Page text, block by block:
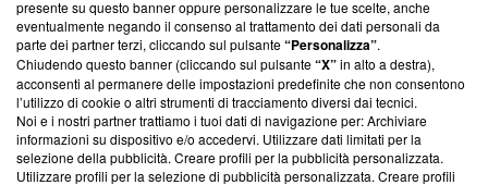
conformità agli standard.
Su di noi
Team editoriale
Corporate
Redazione
presente su questo banner oppure personalizzare le tue scelte, anche
eventualmente negando il consenso al trattamento dei dati personali da
parte dei partner terzi, cliccando sul pulsante“Personalizza”.
Chiudendo questo banner (cliccando sul pulsante“X”in alto a destra),
acconsenti al permanere delle impostazioni predefinite che non consentono
l’utilizzo di cookie o altri strumenti di tracciamento diversi dai tecnici.
Noi e i nostri partner trattiamo i tuoi dati di navigazione per: Archiviare
informazioni su dispositivo e/o accedervi. Utilizzare dati limitati per la
selezione della pubblicità. Creare profili per la pubblicità personalizzata.
Utilizzare profili per la selezione di pubblicità personalizzata. Creare profili